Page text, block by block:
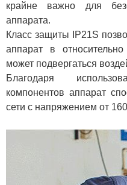
крайне важно для
аппарата.
Класс защиты IP21S
аппарат в
может подвергаться
Благодаря
компонентов аппарат
сети с напряжением от